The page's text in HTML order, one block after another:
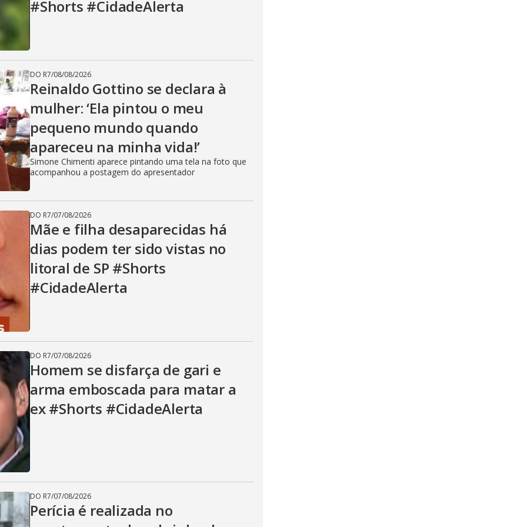
#Shorts #CidadeAlerta
DO R7/08/08/2026
Reinaldo Gottino se declara à
mulher: ‘Ela pintou o meu
pequeno mundo quando
apareceu na minha vida!’
Simone Chimenti aparece pintando uma tela na foto que
acompanhou a postagem do apresentador
DO R7/07/08/2026
Mãe e filha desaparecidas há
dias podem ter sido vistas no
litoral de SP #Shorts
#CidadeAlerta
DO R7/07/08/2026
Homem se disfarça de gari e
arma emboscada para matar a
ex #Shorts #CidadeAlerta
DO R7/07/08/2026
Perícia é realizada no